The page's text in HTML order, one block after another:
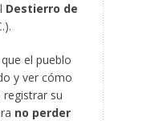
Destierro de
el pueblo
y ver cómo
registrar su
no perder